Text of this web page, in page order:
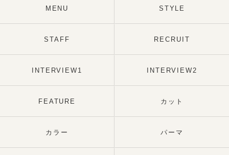
MENU STYLE
STAFF RECRUIT
INTERVIEW1 INTERVIEW2
FEATURE カット
カラー パーマ